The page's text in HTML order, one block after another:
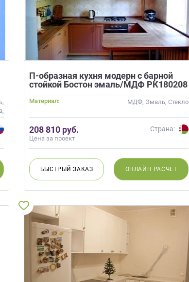
П-образная кухня модерн с барной
стойкой Бостон эмаль/МДФ РК180208
Материал: МДФ, Эмаль, Стекло
208 810 руб.
Цена за проект
Страна:
БЫСТРЫЙЗАКАЗ ОНЛАЙН РАСЧЕТ